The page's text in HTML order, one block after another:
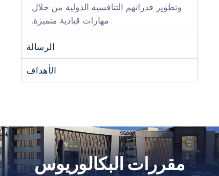
وتطوير قدراتهم التنافسية الدولية من خلال
مهارات قيادية متميزة.
الرسالة
الأهداف
مقررات البكالوريوس